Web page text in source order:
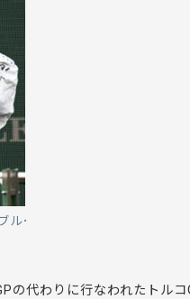
ル･
の代わりに行なわれたトルコ